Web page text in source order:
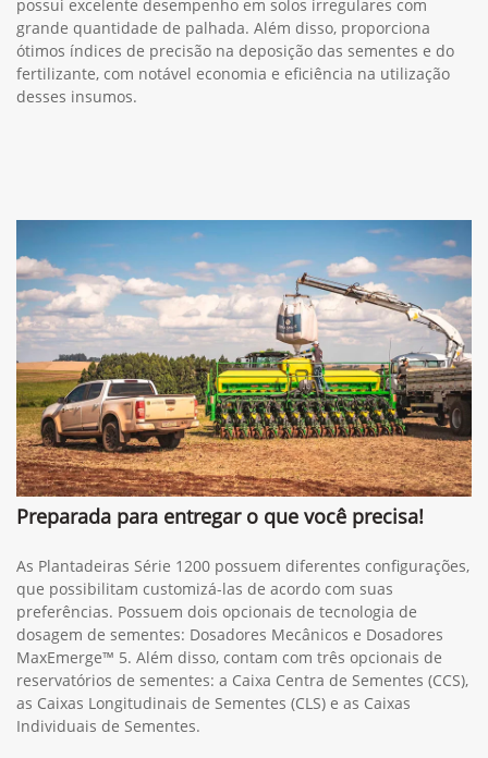
possui excelente desempenho em solos irregulares com
grande quantidade de palhada. Além disso, proporciona
ótimos índices de precisão na deposição das sementes e do
fertilizante, com notável economia e eficiência na utilização
desses insumos.
Preparada para entregar o que você precisa!
As Plantadeiras Série 1200 possuem diferentes configurações,
que possibilitam customizá-las de acordo com suas
preferências. Possuem dois opcionais de tecnologia de
dosagem de sementes: Dosadores Mecânicos e Dosadores
MaxEmerge™ 5. Além disso, contam com três opcionais de
reservatórios de sementes: a Caixa Centra de Sementes (CCS),
as Caixas Longitudinais de Sementes (CLS) e as Caixas
Individuais de Sementes.